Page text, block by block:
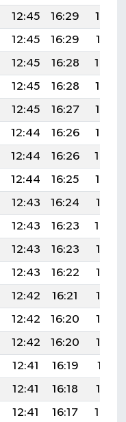
12:45 16:29
19:32
12:45 16:29
19:31
12:45 16:28
19:29
12:45 16:28
19:28
12:45 16:27
19:27
12:44 16:26
19:25
12:44 16:26
19:24
12:44 16:25
19:23
12:43 16:24
19:21
12:43 16:23
19:20
12:43 16:23
19:18
12:43 16:22
19:17
12:42 16:21
19:15
12:42 16:20
19:14
12:42 16:20
19:13
12:41 16:19
19:11
12:41 16:18
19:10
12:41 16:17
19:08